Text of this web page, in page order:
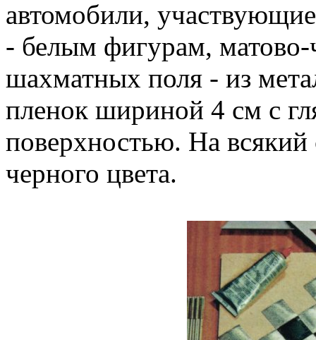
автомобили,
- белым фигурам,
шахматных поля - из
пленок шириной 4 см с
поверхностью. На
черного цвета.